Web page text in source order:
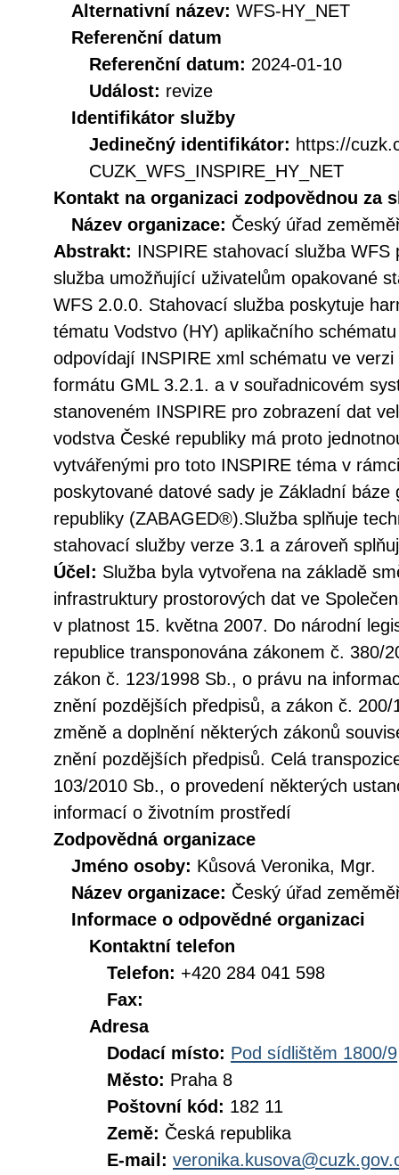
Alternativní název: WFS-HY_NET
Referenční datum
Referenční datum: 2024-01-10
Událost: revize
Identifikátor služby
Jedinečný identifikátor: https://
CUZK_WFS_INSPIRE_HY_NET
Kontakt na organizaci zodpovědnou za
Název organizace: Český úřad
Abstrakt: INSPIRE stahovací služba WFS
služba umožňující uživatelům opakované
WFS 2.0.0. Stahovací služba poskytuje
tématu Vodstvo (HY) aplikačního
odpovídají INSPIRE xml schématu ve
formátu GML 3.2.1. a v souřadnicovém
stanoveném INSPIRE pro zobrazení dat
vodstva České republiky má proto
vytvářenými pro toto INSPIRE téma v
poskytované datové sady je Základní báze
republiky (ZABAGED®).Služba splňuje
stahovací služby verze 3.1 a zároveň
Účel: Služba byla vytvořena na základě
infrastruktury prostorových dat ve
v platnost 15. května 2007. Do národní
republice transponována zákonem č. 380/
zákon č. 123/1998 Sb., o právu na
znění pozdějších předpisů, a zákon č.
změně a doplnění některých zákonů
znění pozdějších předpisů. Celá
103/2010 Sb., o provedení některých
informací o životním prostředí
Zodpovědná organizace
Jméno osoby: Kůsová Veronika, Mgr.
Název organizace: Český úřad
Informace o odpovědné organizaci
Kontaktní telefon
Telefon: +420 284 041 598
Fax:
Adresa
Dodací místo: Pod sídlištěm 1800/9
Město: Praha 8
Poštovní kód: 182 11
Země: Česká republika
E-mail: